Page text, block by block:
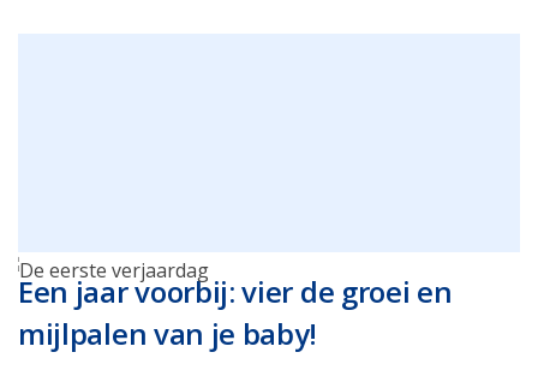
Een jaar voorbij: vier de groei en
mijlpalen van je baby!